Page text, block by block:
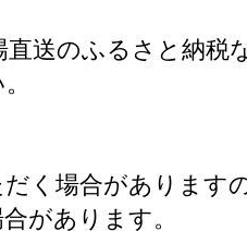
送のふるさと納税
く場合があります
があります。